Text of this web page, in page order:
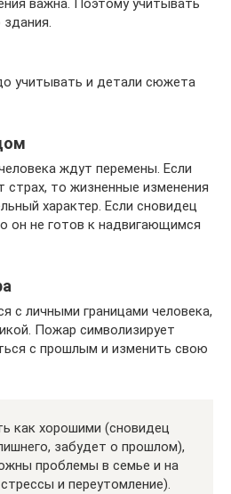
важна. Поэтому учитывать
учитывать и детали сюжета
ждут перемены. Если
то жизненные изменения
характер. Если сновидец
он не готов к надвигающимся
с личными границами человека,
Пожар символизирует
с прошлым и изменить свою
как хорошими (сновидец
забудет о прошлом),
проблемы в семье и на
и переутомление).